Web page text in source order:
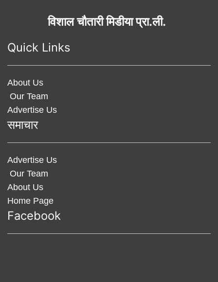
विशाल चौतारी मिडीया प्रा.ली.
Quick Links
About Us
Our Team
Advertise Us
समाचार
Advertise Us
Our Team
About Us
Home Page
Facebook